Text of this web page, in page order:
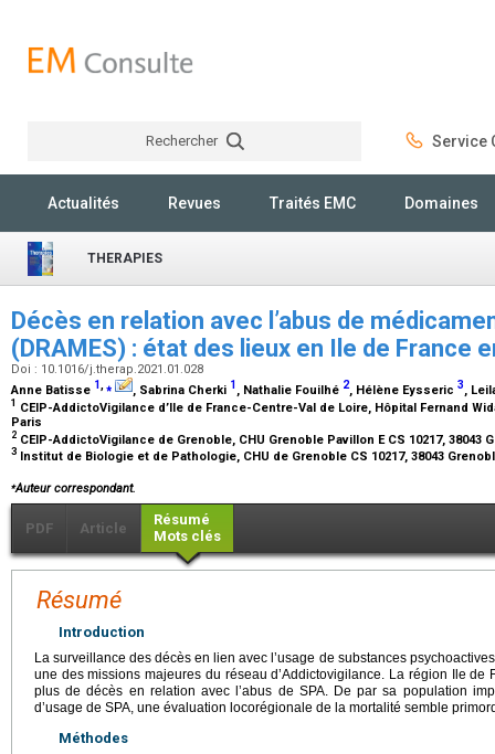
Rechercher Service
Actualités Revues Traités EMC Domaines
THERAPIES
Décès en relation avec l’abus de
(DRAMES) : état des lieux en Ile de France
Doi : 10.1016/j.therap.2021.01.028
Anne Batisse 1,⁎ , Sabrina Cherki 1 , Nathalie Fouilhé 2, Hélène Eysseric 3,
1 CEIP-AddictoVigilance d’Ile de France-Centre-Val de Loire, Hôpital Fernand
Paris
2 CEIP-AddictoVigilance de Grenoble, CHU Grenoble Pavillon E CS 10217, 38043
3 Institut de Biologie et de Pathologie, CHU de Grenoble CS 10217, 38043
⁎Auteur correspondant.
PDF Article
Résumé
Mots clés
Résumé
Introduction
La surveillance des décès en lien avec l’usage de substances
une des missions majeures du réseau d’Addictovigilance. La région Ile de
plus de décès en relation avec l’abus de SPA. De par sa population
d’usage de SPA, une évaluation locorégionale de la mortalité semble
Méthodes